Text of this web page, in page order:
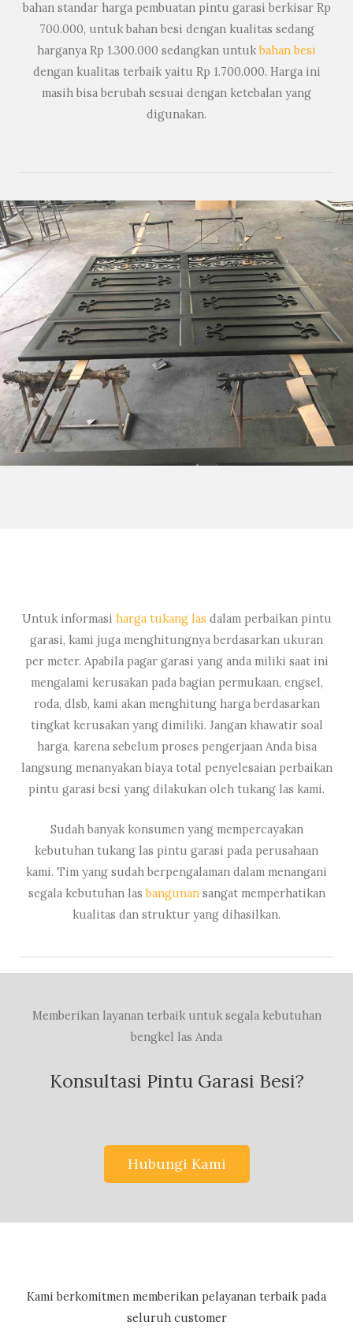
bahan standar harga pembuatan pintu garasi berkisar Rp
700.000, untuk bahan besi dengan kualitas sedang
harganya Rp 1.300.000 sedangkan untukbahan besi
dengan kualitas terbaik yaitu Rp 1.700.000. Harga ini
masih bisa berubah sesuai dengan ketebalan yang
digunakan.
Untuk informasi harga tukang las dalam perbaikan pintu
garasi, kami juga menghitungnya berdasarkan ukuran
per meter. Apabila pagar garasi yang anda miliki saat ini
mengalami kerusakan pada bagian permukaan, engsel,
roda, dlsb, kami akan menghitung harga berdasarkan
tingkat kerusakan yang dimiliki. Jangan khawatir soal
harga, karena sebelum proses pengerjaan Anda bisa
langsung menanyakan biaya total penyelesaian perbaikan
pintu garasi besi yang dilakukan oleh tukang las kami.
Sudah banyak konsumen yang mempercayakan
kebutuhan tukang las pintu garasi pada perusahaan
kami. Tim yang sudah berpengalaman dalam menangani
segala kebutuhan lasbangunansangat memperhatikan
kualitas dan struktur yang dihasilkan.
Memberikan layanan terbaik untuk segala kebutuhan
bengkel las Anda
Konsultasi Pintu Garasi Besi?
Hubungi Kami
Kami berkomitmen memberikan pelayanan terbaik pada
seluruh customer